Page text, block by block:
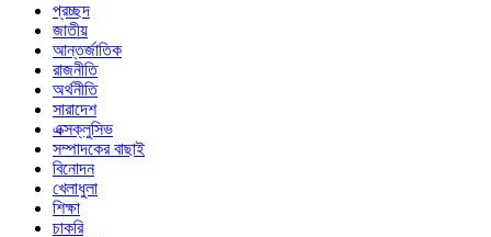
প্রচ্ছদ
জাতীয়
আন্তর্জাতিক
রাজনীতি
অর্থনীতি
সারাদেশ
এক্সক্লুসিভ
সম্পাদকের বাছাই
বিনোদন
খেলাধুলা
শিক্ষা
চাকরি